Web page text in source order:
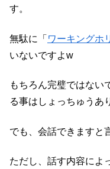
す。
無駄に「 ワーキングホ
いないですよw
もちろん完璧ではない
る事はしょっちゅうあ
でも、会話できますと
ただし、話す内容によ